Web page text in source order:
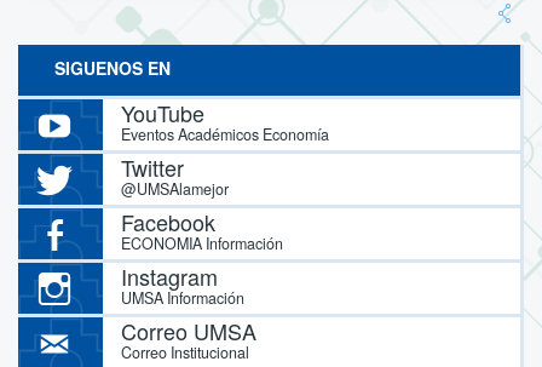
SIGUENOS EN
YouTube
Eventos Académicos Economía
Twitter
@UMSAlamejor
Facebook
ECONOMIA Información
Instagram
UMSA Información
Correo UMSA
Correo Institucional